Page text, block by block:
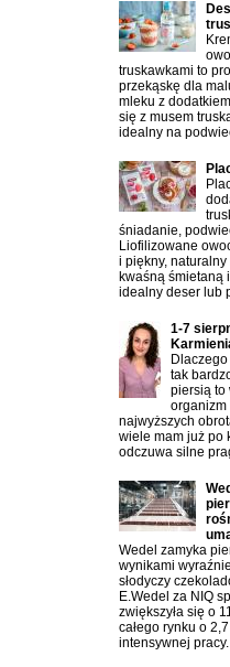
truskawkami to
przekąskę dla
mleku z
się z musem
idealny na
śniadanie,
Liofilizowane
i piękny, naturalny
kwaśną śmietaną
idealny deser lub
1-7
tak
piersią to
organizm
najwyższych
wiele mam już po
odczuwa silne
Wedel zamyka
wynikami
słodyczy
E.Wedel za NIQ
zwiększyła się o
całego rynku o
intensywnej pracy.